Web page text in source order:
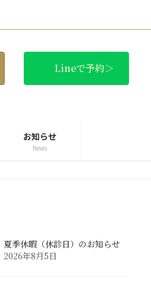
Lineで予約＞
お知らせ
News
夏季休暇（休診日）のお知らせ
2026年8月5日